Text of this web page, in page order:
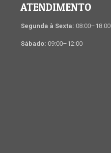
ATENDIMENTO
Segunda à Sexta: 08:00–18:00
Sábado: 09:00–12:00